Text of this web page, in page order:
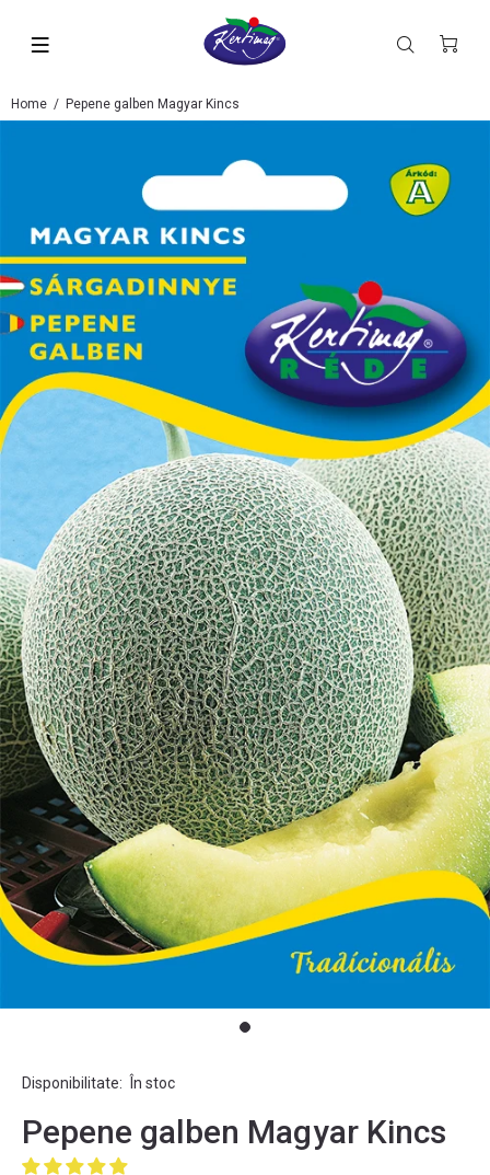
Home Pepene galben Magyar Kincs
Disponibilitate: În stoc
Pepene galben Magyar Kincs